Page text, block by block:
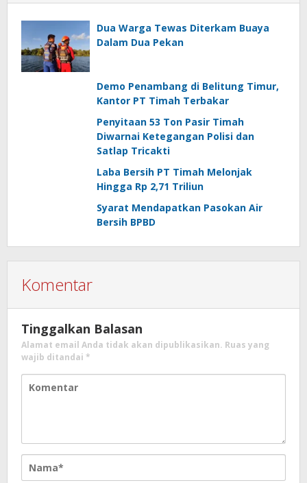
Dua Warga Tewas Diterkam Buaya
Dalam Dua Pekan
Demo Penambang di Belitung Timur,
Kantor PT Timah Terbakar
Penyitaan 53 Ton Pasir Timah
Diwarnai Ketegangan Polisi dan
Satlap Tricakti
Laba Bersih PT Timah Melonjak
Hingga Rp 2,71 Triliun
Syarat Mendapatkan Pasokan Air
Bersih BPBD
Komentar
Tinggalkan Balasan
Alamat email Anda tidak akan dipublikasikan. Ruas yang
wajib ditandai *